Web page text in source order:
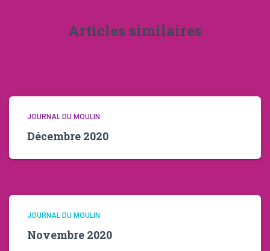
Articles similaires
JOURNAL DU MOULIN
Décembre 2020
JOURNAL DU MOULIN
Novembre 2020